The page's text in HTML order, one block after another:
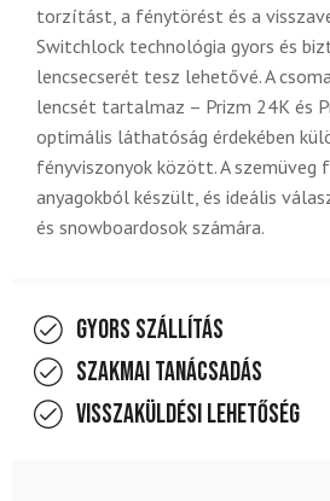
torzítást, a fénytörést és a
Switchlock technológia gyors és
lencsecserét tesz lehetővé. A
lencsét tartalmaz – Prizm 24K és
optimális láthatóság érdekében
fényviszonyok között. A
anyagokból készült, és ideális
és snowboardosok számára.
Gyors szállítás
Szakmai tanácsadás
Visszaküldési lehetőség